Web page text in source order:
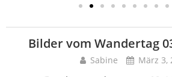
Bilder vom Wandertag
Sabine März 3,